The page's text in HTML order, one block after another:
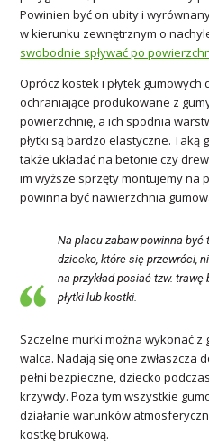
Powinien być on ubity i
w kierunku zewnętrznym o
swobodnie spływać po
Oprócz kostek i płytek gumowych
ochraniające produkowane z
powierzchnię, a ich spodnia
płytki są bardzo elastyczne. Taką
także układać na betonie czy
im wyższe sprzęty montujemy na
powinna być nawierzchnia
Na placu zabaw powinna być
dziecko, które się przewróci,
na przykład posiać tzw.
płytki lub kostki.
Szczelne murki można wykonać z
walca. Nadają się one zwłaszcza
pełni bezpieczne, dziecko
krzywdy. Poza tym wszystkie
działanie warunków
kostkę brukową.